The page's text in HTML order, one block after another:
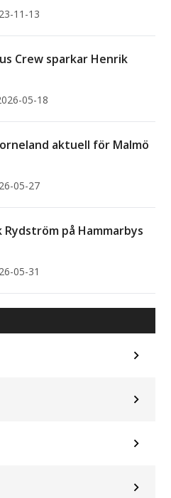
11-13
Crew sparkar Henrik
05-18
aktuell för Malmö
05-27
på Hammarbys
05-31